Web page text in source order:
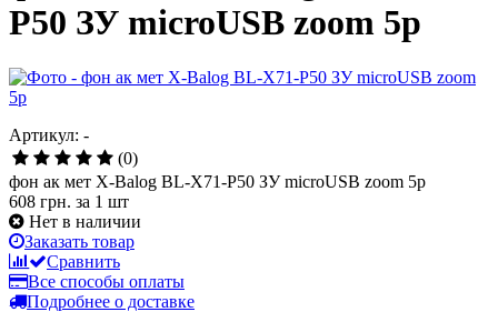
P50 ЗУ microUSB zoom 5р
Артикул: -
(0)
фон ак мет X-Balog BL-X71-P50 ЗУ microUSB zoom 5р
608 грн. за 1 шт
Нет в наличии
Заказать товар
Сравнить
Все способы оплаты
Подробнее о доставке